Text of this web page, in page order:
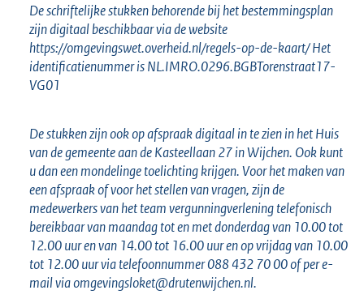
De schriftelijke stukken behorende bij het bestemmingsplan
zijn digitaal beschikbaar via de website
https://omgevingswet.overheid.nl/regels-op-de-kaart/ Het
identificatienummer is NL.IMRO.0296.BGBTorenstraat17-
VG01
De stukken zijn ook op afspraak digitaal in te zien in het Huis
van de gemeente aan de Kasteellaan 27 in Wijchen. Ook kunt
u dan een mondelinge toelichting krijgen. Voor het maken van
een afspraak of voor het stellen van vragen, zijn de
medewerkers van het team vergunningverlening telefonisch
bereikbaar van maandag tot en met donderdag van 10.00 tot
12.00 uur en van 14.00 tot 16.00 uur en op vrijdag van 10.00
tot 12.00 uur via telefoonnummer 088 432 70 00 of per e-
mail via omgevingsloket@drutenwijchen.nl.